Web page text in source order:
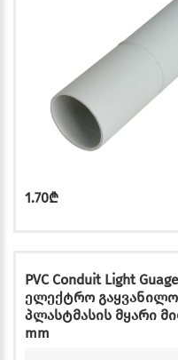
1.70₾
PVC Conduit Light Guage
ელექტრო
პლასტმასის მყარი
mm